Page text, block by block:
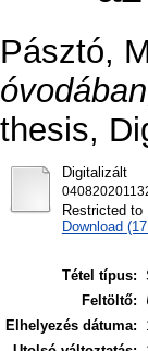
Pásztó,
thesis,
Digitalizált
Restricted to
Download
Tétel típus:
Feltöltő:
Elhelyezés dátuma: